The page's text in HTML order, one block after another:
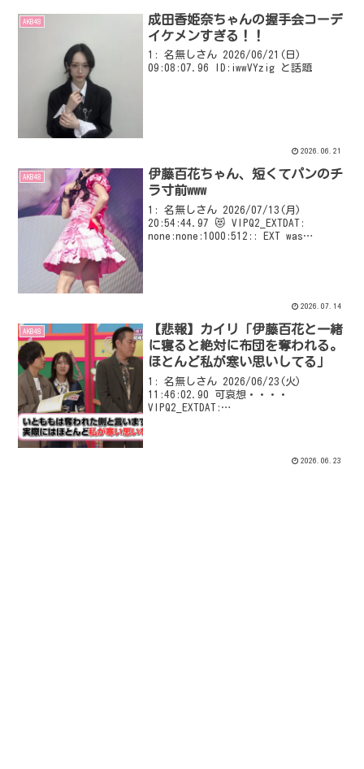
AKB48
成田香姫奈ちゃんの握手会コーデ
イケメンすぎる！！
1: 名無しさん 2026/06/21(日)
09:08:07.96 ID:iwwVYzig と話題
2026.06.21
AKB48
伊藤百花ちゃん、短くてパンのチ
ラ寸前www
1: 名無しさん 2026/07/13(月)
20:54:44.97 😻 VIPQ2_EXTDAT:
none:none:1000:512:: EXT was
2026.07.14
AKB48
【悲報】カイリ「伊藤百花と一緒
に寝ると絶対に布団を奪われる。
ほとんど私が寒い思いしてる」
1: 名無しさん 2026/06/23(火)
11:46:02.90 可哀想・・・・
VIPQ2_EXTDAT:
2026.06.23